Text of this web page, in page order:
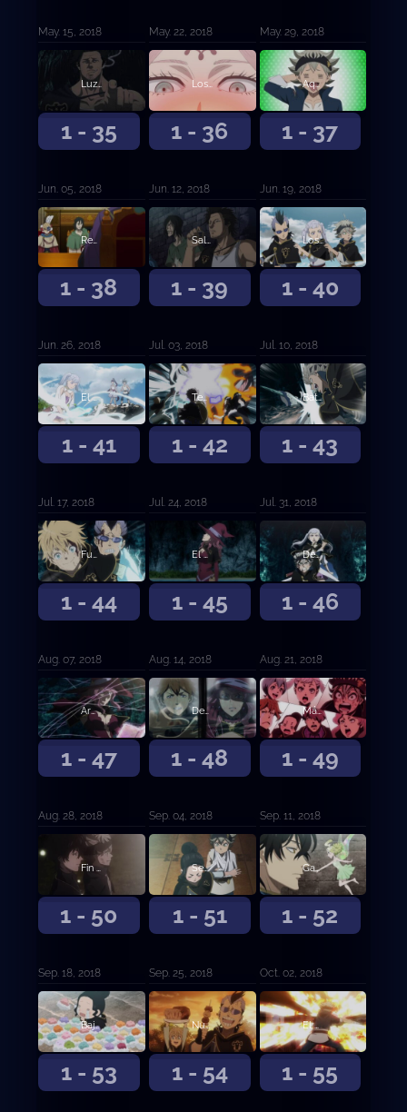
May. 15, 2018 May. 22, 2018 May. 29, 2018
1 - 35
Luz del juicio
Jun. 05, 2018
1 - 36
Los tres ojos
Jun. 12, 2018
1 - 37
Aquel sin magia
Jun. 19, 2018
1 - 38
Reunión de capitanes
Jun. 26, 2018
1 - 39
Saludo de tres hojas
Jul. 03, 2018
1 - 40
Los Toros Negros en la playa
Jul. 10, 2018
1 - 41
El crecimiento de la chica del agua
Jul. 17, 2018
1 - 42
Templo Submarino
Jul. 24, 2018
1 - 43
Battle Royale en el templo
Jul. 31, 2018
1 - 44
Fuego honesto y rayos salvajes
Aug. 07, 2018
1 - 45
El hombre que nunca se rinde
Aug. 14, 2018
1 - 46
Despertar
Aug. 21, 2018
1 - 47
Arma única
Aug. 28, 2018
1 - 48
Desesperación contra esperanza
Sep. 04, 2018
1 - 49
Más allá del límite
Sep. 11, 2018
1 - 50
Fin de la batalla, fin de la desesperación
Sep. 18, 2018
1 - 51
Señales de justicia
Sep. 25, 2018
1 - 52
Gana el más fuerte
Oct. 02, 2018
1 - 53
Bajo la máscara
1 - 54
Nunca más
1 - 55
El hombre llamado Fanzell